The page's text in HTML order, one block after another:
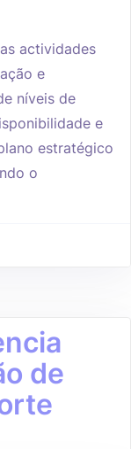
actividades
e
níveis de
e
estratégico
o
de